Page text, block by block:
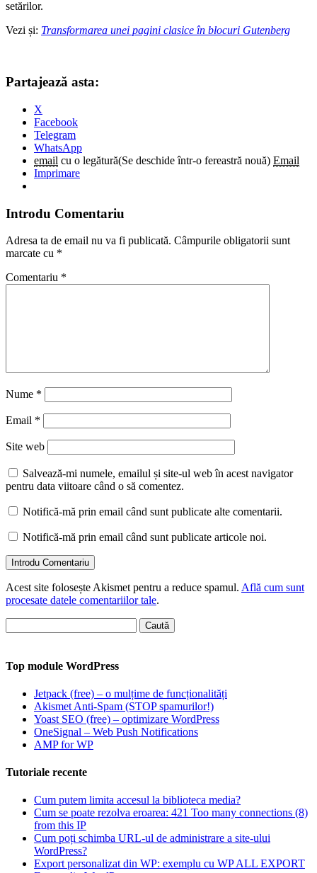
setărilor.
Vezi și: Transformarea unei pagini clasice în blocuri Gutenberg
Partajează asta:
X
Facebook
Telegram
WhatsApp
email cu o legătură(Se deschide într-o fereastră nouă) Email
Imprimare
Introdu Comentariu
Adresa ta de email nu va fi publicată. Câmpurile obligatorii sunt
marcate cu *
Comentariu *
Nume *
Email *
Site web
Salvează-mi numele, emailul și site-ul web în acest navigator
pentru data viitoare când o să comentez.
Notifică-mă prin email când sunt publicate alte comentarii.
Notifică-mă prin email când sunt publicate articole noi.
Acest site folosește Akismet pentru a reduce spamul. Află cum sunt
procesate datele comentariilor tale.
după:
Top module WordPress
Jetpack (free) – o mulțime de funcționalități
Akismet Anti-Spam (STOP spamurilor!)
Yoast SEO (free) – optimizare WordPress
OneSignal – Web Push Notifications
AMP for WP
Tutoriale recente
Cum putem limita accesul la biblioteca media?
Cum se poate rezolva eroarea: 421 Too many connections (8)
from this IP
Cum poți schimba URL-ul de administrare a site-ului
WordPress?
Export personalizat din WP: exemplu cu WP ALL EXPORT